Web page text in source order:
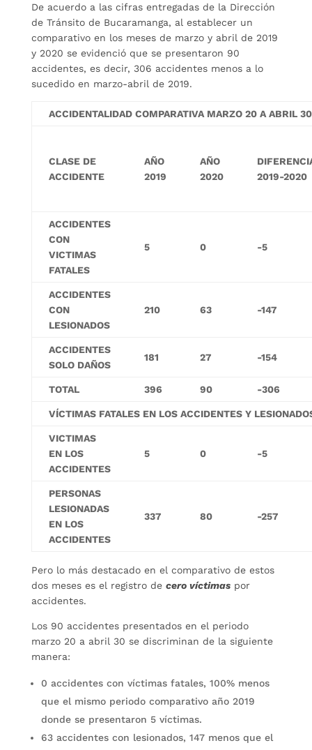
De acuerdo a las cifras entregadas de la Dirección
de Tránsito de Bucaramanga, al establecer un
comparativo en los meses de marzo y abril de 2019
y 2020 se evidenció que se presentaron 90
accidentes, es decir, 306 accidentes menos a lo
sucedido en marzo-abril de 2019.
ACCIDENTALIDAD COMPARATIVA MARZO 20 A ABRIL
CLASE DE
ACCIDENTE
AÑO
2019
AÑO
2020
2019-2020
ACCIDENTES
CON
VICTIMAS
FATALES
5 0 -5
ACCIDENTES
CON
LESIONADOS
210 63 -147
ACCIDENTES
SOLO DAÑOS
181 27 -154
TOTAL 396 90 -306
VÍCTIMAS FATALES EN LOS ACCIDENTES Y
VICTIMAS
EN LOS
ACCIDENTES
5 0 -5
PERSONAS
LESIONADAS
EN LOS
ACCIDENTES
337 80 -257
Pero lo más destacado en el comparativo de estos
dos meses es el registro de cero víctimaspor
accidentes.
Los 90 accidentes presentados en el periodo
marzo 20 a abril 30 se discriminan de la siguiente
manera:
0 accidentes con víctimas fatales, 100% menos
que el mismo periodo comparativo año 2019
donde se presentaron 5 víctimas.
63 accidentes con lesionados, 147 menos que el